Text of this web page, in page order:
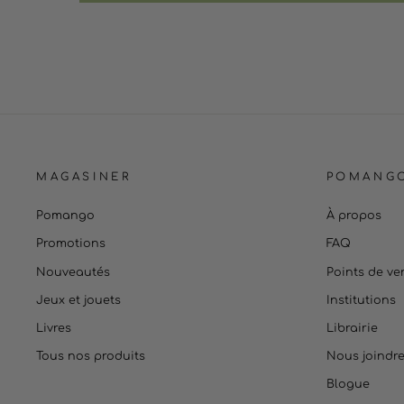
MAGASINER
Pomango
Promotions
Nouveautés
Jeux et jouets
Livres
Tous nos produits
À propos
FAQ
Points de
Institutions
Librairie
Nous joindre
Blogue